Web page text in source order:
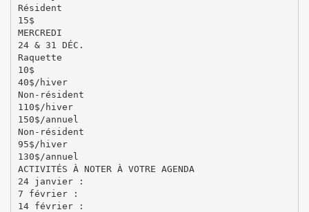
Résident
15$
MERCREDI
24 & 31 DÉC.
Raquette
10$
40$/hiver
Non-résident
110$/hiver
150$/annuel
Non-résident
95$/hiver
130$/annuel
ACTIVITÉS À NOTER À VOTRE AGENDA
24 janvier :
7 février :
14 février :